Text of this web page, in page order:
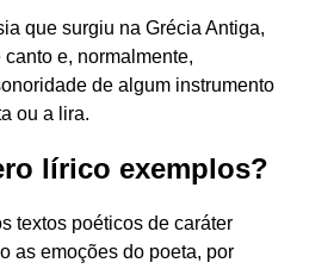
que surgiu na Grécia Antiga,
e, normalmente,
de algum instrumento
ou a lira.
lírico exemplos?
textos poéticos de caráter
as emoções do poeta, por